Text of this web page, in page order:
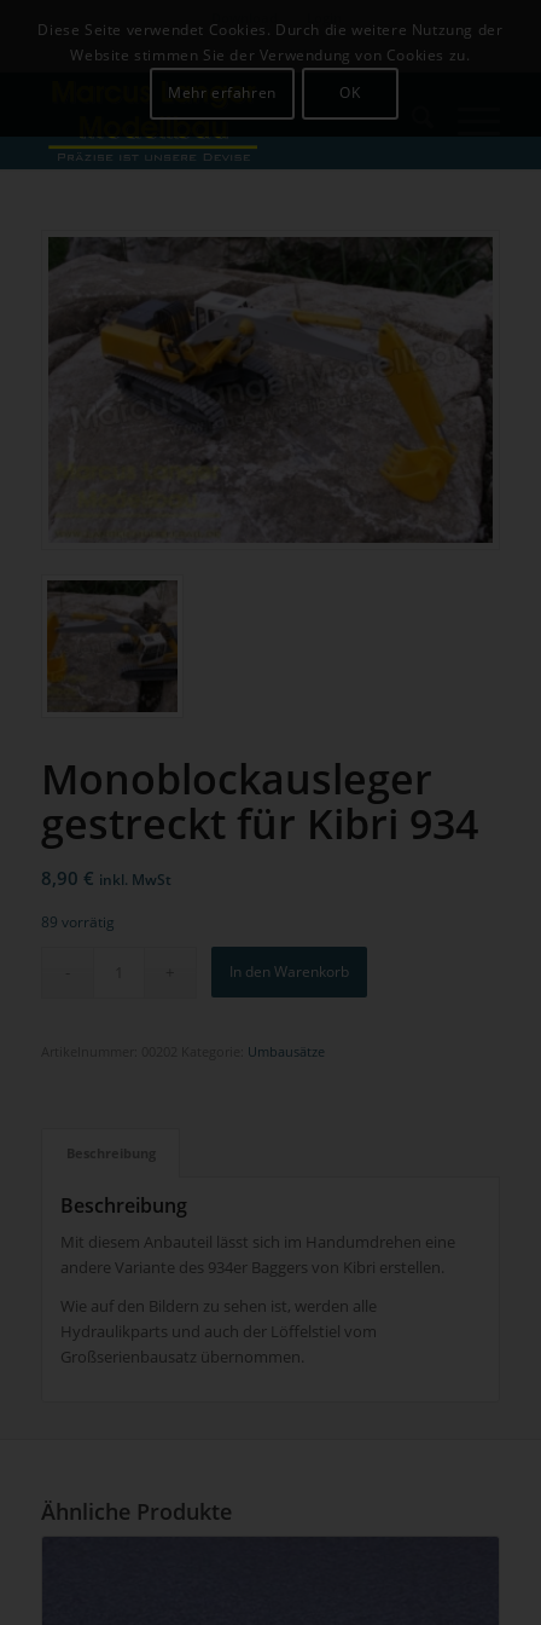
+49 (0)8142-441679
Monoblockausleger
gestreckt für Kibri 934
8,90 € inkl. MwSt
89 vorrätig
In den Warenkorb
Umbausätze
Beschreibung
Mit diesem Anbauteil lässt sich im Handumdrehen eine
andere Variante des 934er Baggers von Kibri erstellen.
Wie auf den Bildern zu sehen ist, werden alle
Hydraulikparts und auch der Löffelstiel vom
Großserienbausatz übernommen.
Ähnliche Produkte
Diese Seite verwendet Cookies. Durch die weitere Nutzung der
Website stimmen Sie der Verwendung von Cookies zu.
Mehr erfahren
OK